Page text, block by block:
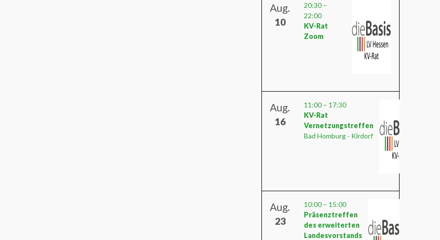
Aug.
10
20:30 –
22:00
KV-Rat
Zoom
Aug.
16
11:00 – 17:30
KV-Rat
Vernetzungstreffen
Bad Homburg - Kirdorf
Aug.
23
10:00 – 15:00
Präsenztreffen
des erweiterten
Landesvorstands